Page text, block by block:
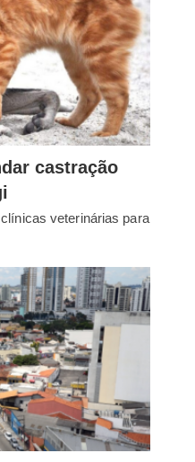
castração
veterinárias para